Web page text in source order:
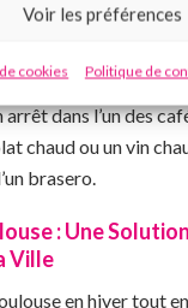
Voir les préférences
cookies Politique de
berges de la Garonne
de la vue sur les ponts
dans l’un des
chaud ou un vin
brasero.
: Une
Ville
en hiver tout